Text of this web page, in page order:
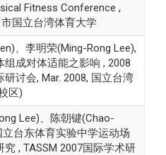
Fitness Conference ,
国立台湾体育大学
、李明荣(Ming-Rong Lee),
组成对体适能之影响 , 2008
讨会, Mar. 2008, 国立台湾
区)
Lee)、陈朝键(Chao-
立台东体育实验中学运动场
, TASSM 2007国际学术研